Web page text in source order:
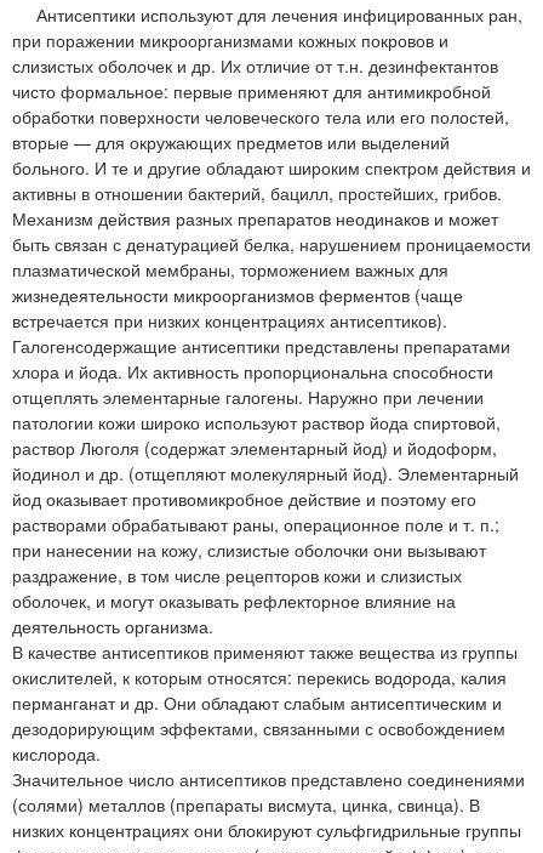
Антисептики используют для лечения инфицированных ран,
при поражении микроорганизмами кожных покровов и
слизистых оболочек и др. Их отличие от т.н. дезинфектантов
чисто формальное: первые применяют для антимикробной
обработки поверхности человеческого тела или его полостей,
вторые — для окружающих предметов или выделений
больного. И те и другие обладают широким спектром действия и
активны в отношении бактерий, бацилл, простейших, грибов.
Механизм действия разных препаратов неодинаков и может
быть связан с денатурацией белка, нарушением проницаемости
плазматической мембраны, торможением важных для
жизнедеятельности микроорганизмов ферментов (чаще
встречается при низких концентрациях антисептиков).
Галогенсодержащие антисептики представлены препаратами
хлора и йода. Их активность пропорциональна способности
отщеплять элементарные галогены. Наружно при лечении
патологии кожи широко используют раствор йода спиртовой,
раствор Люголя (содержат элементарный йод) и йодоформ,
йодинол и др. (отщепляют молекулярный йод). Элементарный
йод оказывает противомикробное действие и поэтому его
растворами обрабатывают раны, операционное поле и т. п.;
при нанесении на кожу, слизистые оболочки они вызывают
раздражение, в том числе рецепторов кожи и слизистых
оболочек, и могут оказывать рефлекторное влияние на
деятельность организма.
В качестве антисептиков применяют также вещества из группы
окислителей, к которым относятся: перекись водорода, калия
перманганат и др. Они обладают слабым антисептическим и
дезодорирующим эффектами, связанными с освобождением
кислорода.
Значительное число антисептиков представлено соединениями
(солями) металлов (препараты висмута, цинка, свинца). В
низких концентрациях они блокируют сульфгидрильные группы